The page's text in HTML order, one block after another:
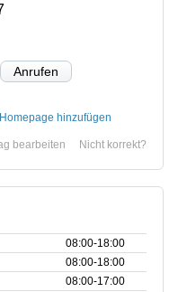
Anrufen
hinzufügen
Nicht korrekt?
bearbeiten
08:00‑18:00
08:00‑18:00
08:00‑17:00